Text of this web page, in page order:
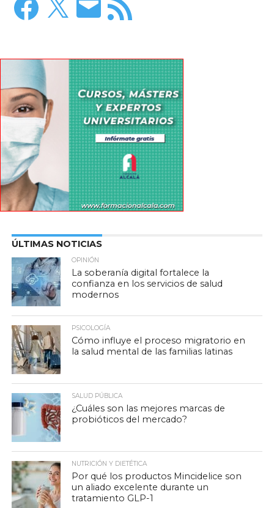
electrónico
RSS
ÚLTIMAS NOTICIAS
OPINIÓN
La soberanía digital fortalece la
confianza en los servicios de salud
modernos
PSICOLOGÍA
Cómo influye el proceso migratorio en
la salud mental de las familias latinas
SALUD PÚBLICA
¿Cuáles son las mejores marcas de
probióticos del mercado?
NUTRICIÓN Y DIETÉTICA
Por qué los productos Mincidelice son
un aliado excelente durante un
tratamiento GLP-1